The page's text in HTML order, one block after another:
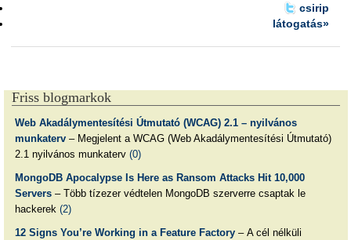
csirip
látogatás»
Friss blogmarkok
Web Akadálymentesítési Útmutató (WCAG) 2.1 – nyilvános
munkaterv– Megjelent a WCAG (Web Akadálymentesítési Útmutató)
2.1 nyilvános munkaterv (0)
MongoDB Apocalypse Is Here as Ransom Attacks Hit 10,000
Servers– Több tízezer védtelen MongoDB szerverre csaptak le
hackerek (2)
12 Signs You’re Working in a Feature Factory– A cél nélküli